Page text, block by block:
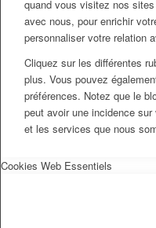
quand vous visitez nos
avec nous, pour enrichir
personnaliser votre relation
Cliquez sur les différentes
plus. Vous pouvez
préférences. Notez que le
peut avoir une incidence
et les services que nous
Cookies Web Essentiels